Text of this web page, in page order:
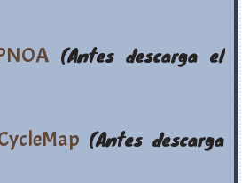
(Antes descarga el
(Antes descarga